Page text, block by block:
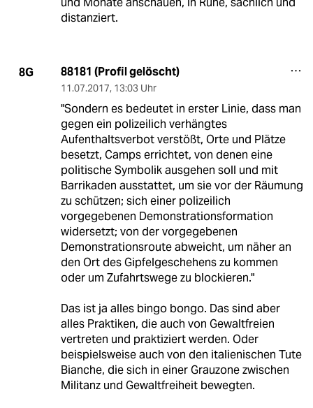
distanziert.
8G 88181 (Profil gelöscht)
11.07.2017, 13:03 Uhr
"Sondern es bedeutet in erster Linie, dass man
gegen ein polizeilich verhängtes
Aufenthaltsverbot verstößt, Orte und Plätze
besetzt, Camps errichtet, von denen eine
politische Symbolik ausgehen soll und mit
Barrikaden ausstattet, um sie vor der Räumung
zu schützen; sich einer polizeilich
vorgegebenen Demonstrationsformation
widersetzt; von der vorgegebenen
Demonstrationsroute abweicht, um näher an
den Ort des Gipfelgeschehens zu kommen
oder um Zufahrtswege zu blockieren."
Das ist ja alles bingo bongo. Das sind aber
alles Praktiken, die auch von Gewaltfreien
vertreten und praktiziert werden. Oder
beispielsweise auch von den italienischen Tute
Bianche, die sich in einer Grauzone zwischen
Militanz und Gewaltfreiheit bewegten.